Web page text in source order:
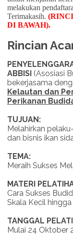
melakukan
Terimakasih.
DI BAWAH).
Rincian
ABBISI (Asosiasi
bekerjasama
Kelautan dan
Perikanan
TUJUAN:
Melahirkan
dan bisnis ikan
TEMA:
Meraih Sukses
MATERI
Cara Sukses
Skala Kecil
TANGGAL
Mulai 24 Oktober